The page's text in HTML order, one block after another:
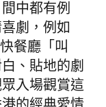
中都有例
劇，例如
餐廳「叫
、貼地的劇
入場觀賞這